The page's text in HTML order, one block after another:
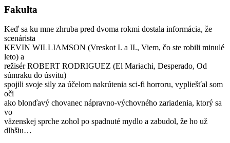
Fakulta
Keď sa ku mne zhruba pred dvoma rokmi dostala informácia, že
scenárista
KEVIN WILLIAMSON (Vreskot I. a II., Viem, čo ste robili minulé
leto) a
režisér ROBERT RODRIGUEZ (El Mariachi, Desperado, Od
súmraku do úsvitu)
spojili svoje sily za účelom nakrútenia sci-fi horroru, vypliešťal som
oči
ako blonďavý chovanec nápravno-výchovného zariadenia, ktorý sa
vo
väzenskej sprche zohol po spadnuté mydlo a zabudol, že ho už
dlhšiu…